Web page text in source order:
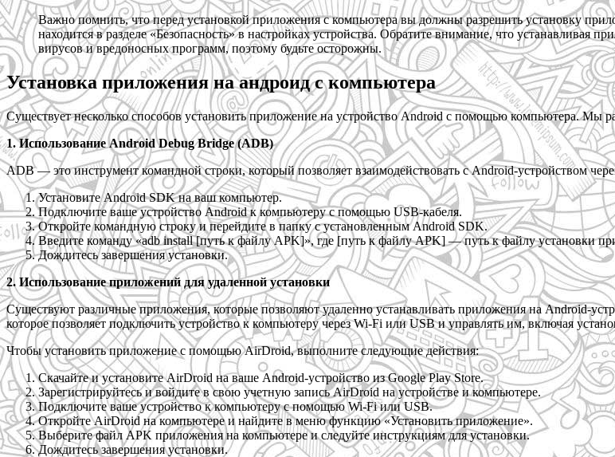
Важно помнить, что перед установкой приложения с компьютера вы должны разрешить установку
находится в разделе «Безопасность» в настройках устройства. Обратите внимание, что устанавливая
вирусов и вредоносных программ, поэтому будьте осторожны.
Установка приложения на андроид с компьютера
Существует несколько способов установить приложение на устройство Android с помощью компьютера. Мы
1. Использование Android Debug Bridge (ADB)
ADB — это инструмент командной строки, который позволяет взаимодействовать с Android-устройством
Установите Android SDK на ваш компьютер.
Подключите ваше устройство Android к компьютеру с помощью USB-кабеля.
Откройте командную строку и перейдите в папку с установленным Android SDK.
Введите команду «adb install [путь к файлу APK]», где [путь к файлу APK] — путь к файлу установки
Дождитесь завершения установки.
2. Использование приложений для удаленной установки
Существуют различные приложения, которые позволяют удаленно устанавливать приложения на Android-
которое позволяет подключить устройство к компьютеру через Wi-Fi или USB и управлять им, включая
Чтобы установить приложение с помощью AirDroid, выполните следующие действия:
Скачайте и установите AirDroid на ваше Android-устройство из Google Play Store.
Зарегистрируйтесь и войдите в свою учетную запись AirDroid на устройстве и компьютере.
Подключите ваше устройство к компьютеру с помощью Wi-Fi или USB.
Откройте AirDroid на компьютере и найдите в меню функцию «Установить приложение».
Выберите файл APK приложения на компьютере и следуйте инструкциям для установки.
Дождитесь завершения установки.